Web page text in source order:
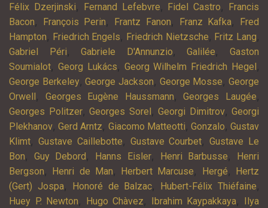
Félix Dzerjinski, Fernand Lefebvre, Fidel Castro,
Francis
Bacon, François Perin, Frantz Fanon, Franz Kafka,
Fred
Hampton, Friedrich Engels, Friedrich Nietzsche, Fritz Lang,
Gabriel Péri,Gabriele D'Annunzio,Galilée,Gaston
Soumialot, Georg Lukács, Georg Wilhelm Friedrich Hegel ,
George Berkeley,George Jackson, George Mosse,George
Orwell , Georges Eugène Haussmann,Georges Laugée,
Georges Politzer, Georges Sorel , Georgi Dimitrov, Georgi
Plekhanov,Gerd Arntz, Giacomo Matteotti, Gonzalo,Gustav
Klimt, Gustave Caillebotte, Gustave Courbet,Gustave Le
Bon, Guy Debord , Hanns Eisler, Henri Barbusse,
Henri
Bergson, Henri de Man, Herbert Marcuse, Hergé,
Hertz
(Gert) Jospa, Honoré de Balzac, Hubert-Félix Thiéfaine,
Huey P. Newton, Hugo Chàvez, Ibrahim Kaypakkaya,
Ilya